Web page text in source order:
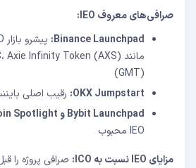
صرافی‌های معروف IEO:
Binance Launchpad:
(GMT)
OKX Jumpstart: رقیب اصلی
Bybit Launchpad و KuCoin Spotlight:
IEO محبوب
مزایای IEO نسبت به ICO:
صرافی پروژه را